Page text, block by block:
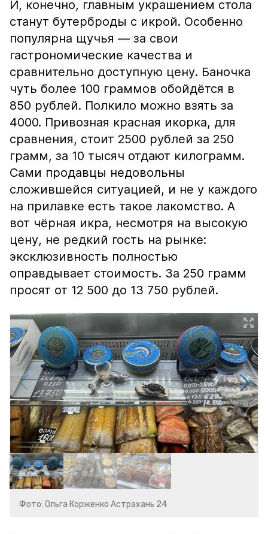
И, конечно, главным украшением стола
станут бутерброды с икрой. Особенно
популярна щучья — за свои
гастрономические качества и
сравнительно доступную цену. Баночка
чуть более 100 граммов обойдётся в
850 рублей. Полкило можно взять за
4000. Привозная красная икорка, для
сравнения, стоит 2500 рублей за 250
грамм, за 10 тысяч отдают килограмм.
Сами продавцы недовольны
сложившейся ситуацией, и не у каждого
на прилавке есть такое лакомство. А
вот чёрная икра, несмотря на высокую
цену, не редкий гость на рынке:
эксклюзивность полностью
оправдывает стоимость. За 250 грамм
просят от 12 500 до 13 750 рублей.
Фото: Ольга Корженко Астрахань 24